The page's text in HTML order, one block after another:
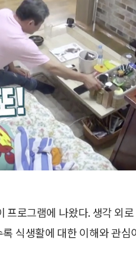
프로그램에 나왔다. 생각 외
식생활에 대한 이해와 관